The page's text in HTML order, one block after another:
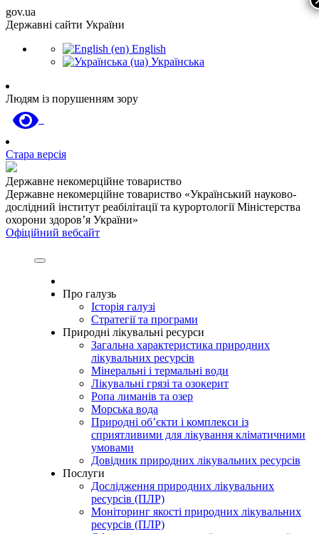
gov.ua
Державні сайти України
English
Українська
Людям із порушенням зору
Стара версія
Державне некомерційне товариство
Державне некомерційне товариство «Український науково-
дослідний інститут реабілітації та курортології Міністерства
охорони здоров’я України»
Офіційний вебсайт
Про галузь
Історія галузі
Стратегії та програми
Природні лікувальні ресурси
Загальна характеристика природних
лікувальних ресурсів
Мінеральні і термальні води
Лікувальні грязі та озокерит
Ропа лиманів та озер
Морська вода
Природні об’єкти і комплекси із
сприятливими для лікування кліматичними
умовами
Довідник природних лікувальних ресурсів
Послуги
Дослідження природних лікувальних
ресурсів (ПЛР)
Моніторинг якості природних лікувальних
ресурсів (ПЛР)